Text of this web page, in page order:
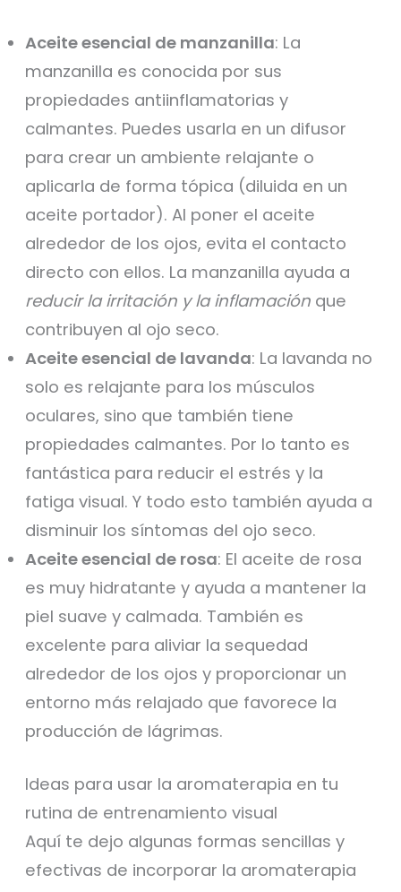
Aceite esencial de manzanilla: La
manzanilla es conocida por sus
propiedades antiinflamatorias y
calmantes. Puedes usarla en un difusor
para crear un ambiente relajante o
aplicarla de forma tópica (diluida en un
aceite portador). Al poner el aceite
alrededor de los ojos, evita el contacto
directo con ellos. La manzanilla ayuda a
reducir la irritación y la inflamación que
contribuyen al ojo seco.
Aceite esencial de lavanda: La lavanda no
solo es relajante para los músculos
oculares, sino que también tiene
propiedades calmantes. Por lo tanto es
fantástica para reducir el estrés y la
fatiga visual. Y todo esto también ayuda a
disminuir los síntomas del ojo seco.
Aceite esencial de rosa: El aceite de rosa
es muy hidratante y ayuda a mantener la
piel suave y calmada. También es
excelente para aliviar la sequedad
alrededor de los ojos y proporcionar un
entorno más relajado que favorece la
producción de lágrimas.
Ideas para usar la aromaterapia en tu
rutina de entrenamiento visual
Aquí te dejo algunas formas sencillas y
efectivas de incorporar la aromaterapia